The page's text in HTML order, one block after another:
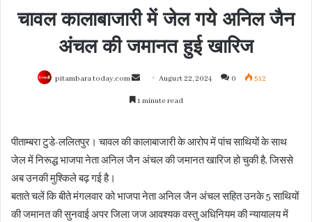
चावल कालाबाजारी में जेल गये अनिल जैन
अंचल की जमानत हुई खारिज
pitambara today.com
Send August 22, 2024 0 512
1 minute read
पीताम्बरा टुडे-ललितपुर। चावल की कालाबाजारी के आरोप में पांच साथियों के साथ
जेल में निरूद्ध भाजपा नेता अनिल जैन अंचल की जमानत खारिज हो चुकी है, जिससे
अब उनकी मुश्किले बढ़ गई है।
बताते चलें कि बीते मंगलवार को भाजपा नेता अनिल जैन अंचल सहित उनके 5 साथियों
की जमानत की सुनवाई अपर जिला जज आवश्यक वस्तु अधिनियम की न्यायालय में